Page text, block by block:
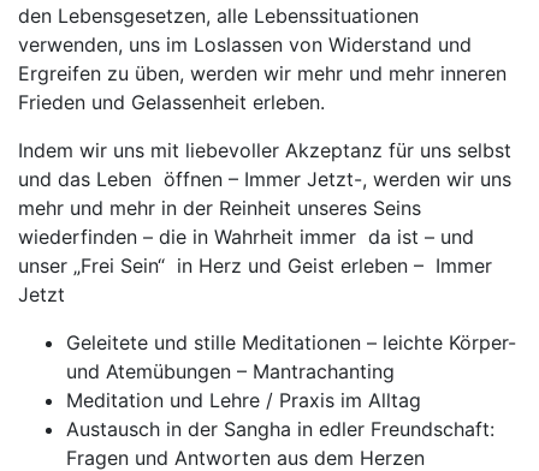
den Lebensgesetzen, alle Lebenssituationen
verwenden, uns im Loslassen von Widerstand und
Ergreifen zu üben, werden wir mehr und mehr inneren
Frieden und Gelassenheit erleben.
Indem wir uns mit liebevoller Akzeptanz für uns selbst
und das Leben öffnen – Immer Jetzt-, werden wir uns
mehr und mehr in der Reinheit unseres Seins
wiederfinden – die in Wahrheit immer da ist – und
unser „Frei Sein“ in Herz und Geist erleben – Immer
Jetzt
Geleitete und stille Meditationen – leichte Körper-
und Atemübungen – Mantrachanting
Meditation und Lehre / Praxis im Alltag
Austausch in der Sangha in edler Freundschaft:
Fragen und Antworten aus dem Herzen